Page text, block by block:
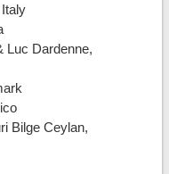
Luc Dardenne,
Bilge Ceylan,